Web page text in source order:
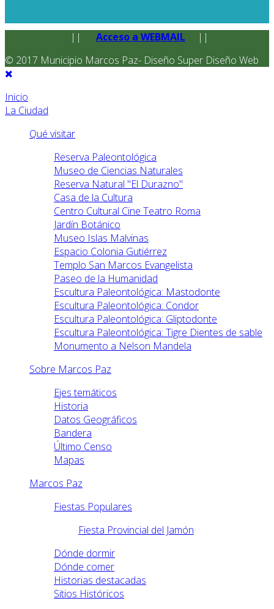
|| Acceso a WEBMAIL
||
© 2017 Municipio Marcos Paz- Diseño Super Diseño Web
Inicio
La Ciudad
Qué visitar
Reserva Paleontológica
Museo de Ciencias Naturales
Reserva Natural "El Durazno"
Casa de la Cultura
Centro Cultural Cine Teatro Roma
Jardín Botánico
Museo Islas Malvinas
Espacio Colonia Gutiérrez
Templo San Marcos Evangelista
Paseo de la Humanidad
Escultura Paleontológica: Mastodonte
Escultura Paleontológica: Condor
Escultura Paleontológica: Gliptodonte
Escultura Paleontológica: Tigre Dientes de sable
Monumento a Nelson Mandela
Sobre Marcos Paz
Ejes temáticos
Historia
Datos Geográficos
Bandera
Último Censo
Mapas
Marcos Paz
Fiestas Populares
Fiesta Provincial del Jamón
Dónde dormir
Dónde comer
Historias destacadas
Sitios Históricos